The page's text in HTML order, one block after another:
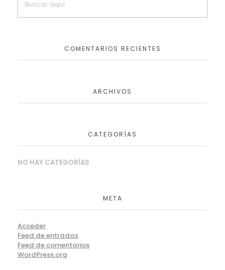
COMENTARIOS RECIENTES
ARCHIVOS
CATEGORÍAS
NO HAY CATEGORÍAS
META
Acceder
Feed de entradas
Feed de comentarios
WordPress.org